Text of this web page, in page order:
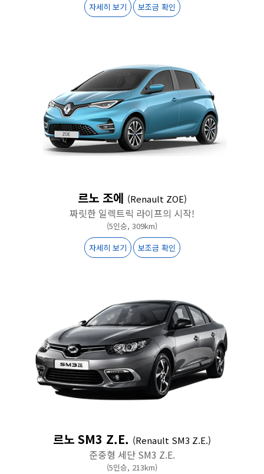
자세히 보기
보조금 확인
르노 조에 (Renault ZOE)
짜릿한 일렉트릭 라이프의 시작!
(5인승, 309km)
자세히 보기
보조금 확인
르노 SM3 Z.E. (Renault SM3 Z.E.)
준중형 세단 SM3 Z.E.
(5인승, 213km)